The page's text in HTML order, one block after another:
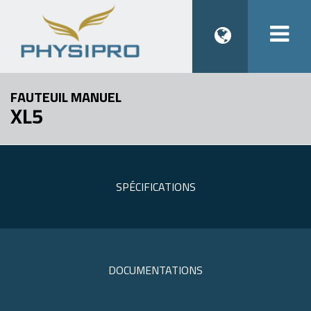
FAUTEUIL MANUEL
XL5
SPÉCIFICATIONS
DOCUMENTATIONS